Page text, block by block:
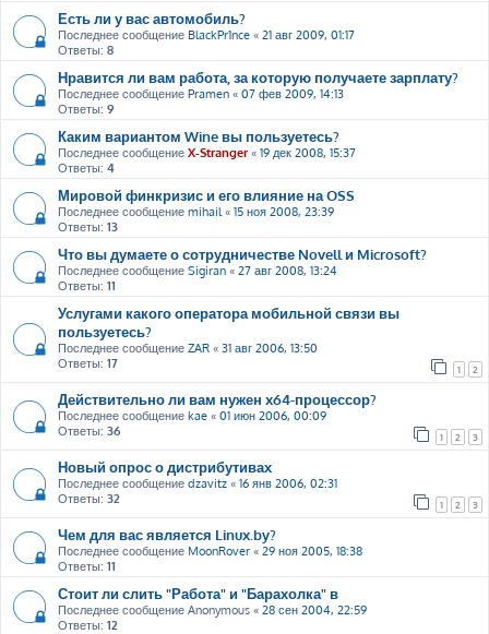
Есть ли у вас автомобиль?
Последнее сообщение BlackPr1nce « 21 авг 2009, 01:17
Ответы: 8
Нравится ли вам работа, за которую получаете зарплату?
Последнее сообщение Pramen « 07 фев 2009, 14:13
Ответы: 9
Каким вариантом Wine вы пользуетесь?
Последнее сообщение X-Stranger« 19 дек 2008, 15:37
Ответы: 4
Мировой финкризис и его влияние на OSS
Последнее сообщение mihail« 15 ноя 2008, 23:39
Ответы: 13
Что вы думаете о сотрудничестве Novell и Microsoft?
Последнее сообщение Sigiran « 27 авг 2008, 13:24
Ответы: 11
Услугами какого оператора мобильной связи вы
пользуетесь?
Последнее сообщение ZAR « 31 авг 2006, 13:50
Ответы: 17 1 2
Действительно ли вам нужен x64-процессор?
Последнее сообщение kae « 01 июн 2006, 00:09
Ответы: 36 1 2 3
Новый опрос о дистрибутивах
Последнее сообщение dzavitz « 16 янв 2006, 02:31
Ответы: 32 1 2 3
Чем для вас является Linux.by?
Последнее сообщение MoonRover « 29 ноя 2005, 18:38
Ответы: 11
Стоит ли слить "Работа" и "Барахолка" в
Последнее сообщение Anonymous « 28 сен 2004, 22:59
Ответы: 12